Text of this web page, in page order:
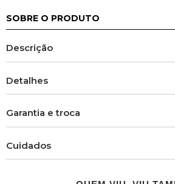
SOBRE O PRODUTO
Descrição
Detalhes
Garantia e troca
Cuidados
OFERTAS